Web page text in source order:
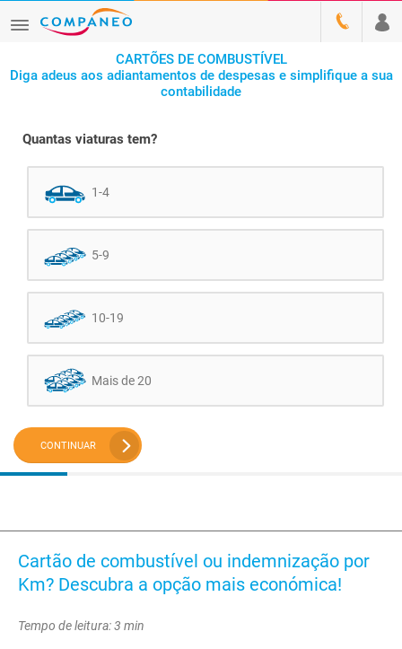
CARTÕES DE COMBUSTÍVEL
Diga adeus aos adiantamentos de despesas e simplifique a sua
contabilidade
Quantas viaturas tem?
1-4
5-9
10-19
Mais de 20
CONTINUAR
Cartão de combustível ou indemnização por
Km? Descubra a opção mais económica!
Tempo de leitura: 3 min